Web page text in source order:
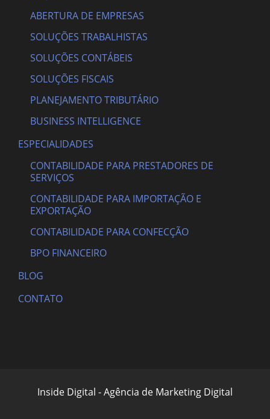
ABERTURA DE EMPRESAS
SOLUÇÕES TRABALHISTAS
SOLUÇÕES CONTÁBEIS
SOLUÇÕES FISCAIS
PLANEJAMENTO TRIBUTÁRIO
BUSINESS INTELLIGENCE
ESPECIALIDADES
CONTABILIDADE PARA PRESTADORES DE
SERVIÇOS
CONTABILIDADE PARA IMPORTAÇÃO E
EXPORTAÇÃO
CONTABILIDADE PARA CONFECÇÃO
BPO FINANCEIRO
BLOG
CONTATO
Inside Digital - Agência de Marketing Digital